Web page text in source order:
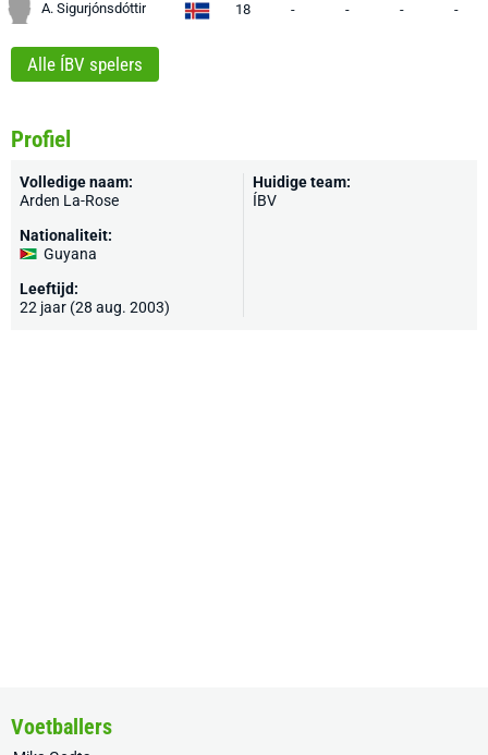
A. Sigurjónsdóttir 18 - - - -
Alle ÍBV spelers
Profiel
Volledige naam:
Arden La-Rose
Nationaliteit:
Guyana
Leeftijd:
22 jaar (28 aug. 2003)
Huidige team:
ÍBV
Voetballers